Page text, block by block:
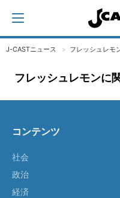
J-CASTニュース フレッシュレモ
フレッシュレモンに
コンテンツ
社会
政治
経済